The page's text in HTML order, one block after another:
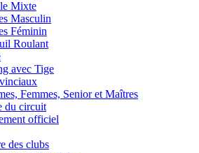
Mixte
Masculin
Féminin
Roulant
avec Tige
Femmes, Senior et Maîtres
du circuit
officiel
des clubs